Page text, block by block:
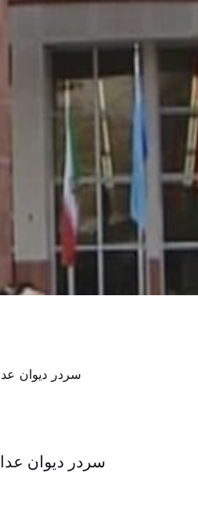
سردر دیوان